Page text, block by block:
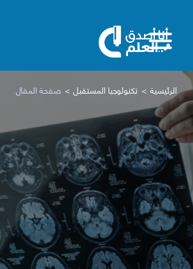
الرئيسية تكنولوجيا المستقبل صفحة المقال